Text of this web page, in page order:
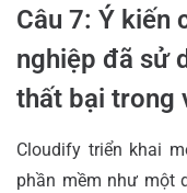
Câu 7: Ý kiến
nghiệp đã sử
thất bại trong
Cloudify triển khai
phần mềm như một